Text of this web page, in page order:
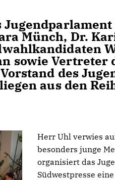
Münch, Dr.
sowie Vertreter
des
aus den
Herr Uhl verwies
besonders junge
organisiert das
Südwestpresse